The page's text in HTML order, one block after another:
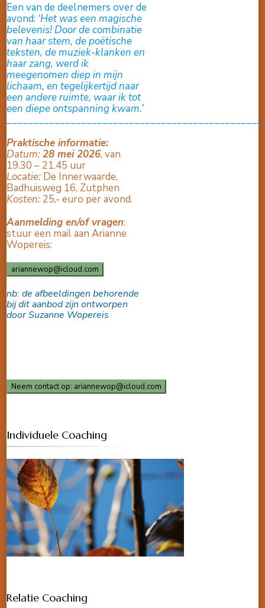
Een van de deelnemers over de
avond: ‘Het was een magische
belevenis! Door de combinatie
van haar stem, de poëtische
teksten, de muziek-klanken en
haar zang, werd ik
meegenomen diep in mijn
lichaam, en tegelijkertijd naar
een andere ruimte, waar ik tot
een diepe ontspanning kwam.’
Praktische informatie:
Datum:28 mei 2026, van
19.30 – 21.45 uur
Locatie: De Innerwaarde,
Badhuisweg 16, Zutphen
Kosten: 25,- euro per avond.
Aanmelding en/of vragen:
stuur een mail aan Arianne
Wopereis:
ariannewop@icloud.com
nb: de afbeeldingen behorende
bij dit aanbod zijn ontworpen
door Suzanne Wopereis
Neem contact op: ariannewop@icloud.com
Individuele Coaching
Relatie Coaching